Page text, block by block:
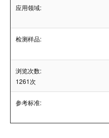
应用领域:
检测样品:
浏览次数:
1261次
参考标准: